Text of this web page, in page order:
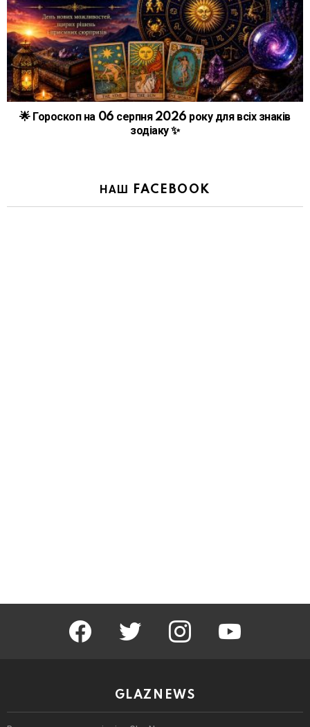
🌟 Гороскоп на 06 серпня 2026 року для всіх знаків
зодіаку ✨
НАШ FACEBOOK
facebook twitter instagram youtube
GLAZNEWS